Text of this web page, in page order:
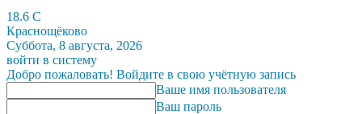
18.6 C
Краснощёково
Суббота, 8 августа, 2026
войти в систему
Добро пожаловать! Войдите в свою учётную запись
Ваше имя пользователя
Ваш пароль